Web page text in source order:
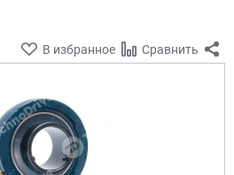
В избранное Сравнить